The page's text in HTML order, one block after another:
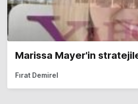
Marissa Mayer'in
Fırat Demirel